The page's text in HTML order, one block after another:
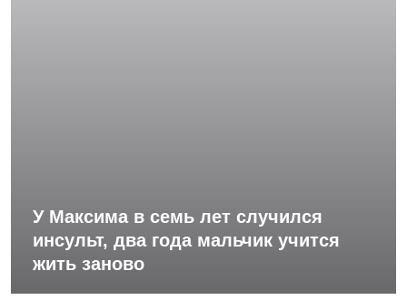
У Максима в семь лет случился
инсульт, два года мальчик учится
жить заново